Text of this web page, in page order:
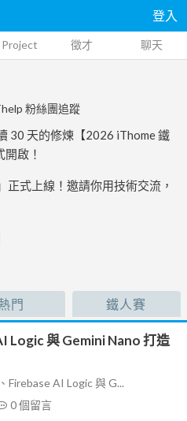
登入
徵才 聊天
粉絲團追蹤
30 天的修煉【2026 iThome 鐵
啟！
式上線！邀請你用技術交流，
門 鐵人賽
Logic 與 Gemini Nano 打造
Firebase AI Logic 與 G...
0個留言